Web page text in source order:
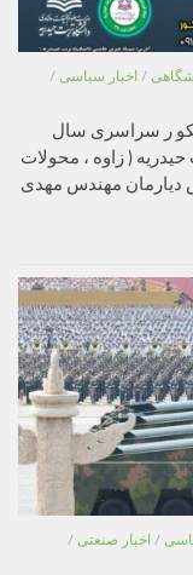
/ اخبار سیاسی /
ر سراسری سال
( زاوه ، محولات
دیارمان مهندس مهدی
/ اخبار صنعتی /